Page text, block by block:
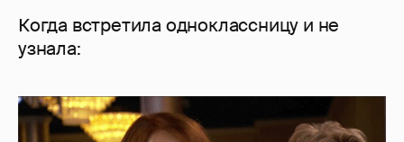
Когда встретила одноклассницу и не
узнала: